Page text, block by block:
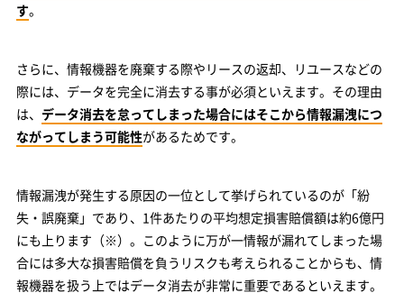
す。
さらに、情報機器を廃棄する際やリースの返却、リユースなどの
際には、データを完全に消去する事が必須といえます。その理由
は、 データ消去を怠ってしまった場合にはそこから情報漏洩につ
ながってしまう可能性があるためです。
情報漏洩が発生する原因の一位として挙げられているのが「紛
失・誤廃棄」であり、1件あたりの平均想定損害賠償額は約6億円
にも上ります（※）。このように万が一情報が漏れてしまった場
合には多大な損害賠償を負うリスクも考えられることからも、情
報機器を扱う上ではデータ消去が非常に重要であるといえます。